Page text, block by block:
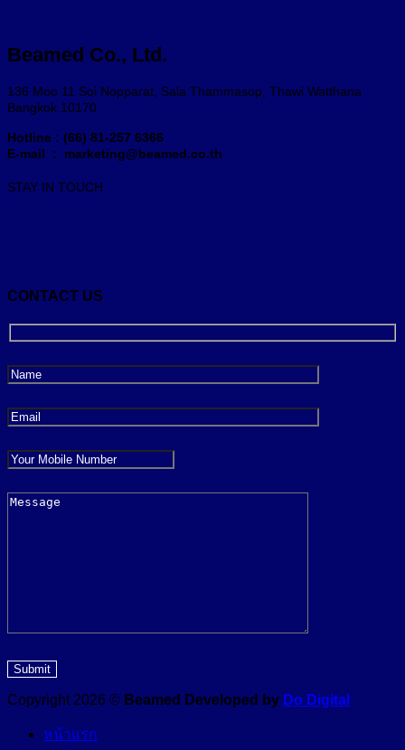
Beamed Co., Ltd.
136 Moo 11 Soi Nopparat, Sala Thammasop, Thawi Watthana
Bangkok 10170
Hotline : (66) 81-257 6366
E-mail : marketing@beamed.co.th
STAY IN TOUCH
CONTACT US
Copyright 2026 © Beamed Developed by Do Digital
หน้าแรก